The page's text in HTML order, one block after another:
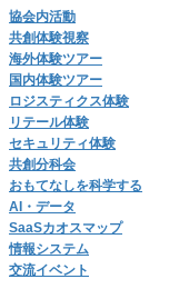
協会内活動
共創体験視察
海外体験ツアー
国内体験ツアー
ロジスティクス体験
リテール体験
セキュリティ体験
共創分科会
おもてなしを科学する
AI・データ
SaaSカオスマップ
情報システム
交流イベント